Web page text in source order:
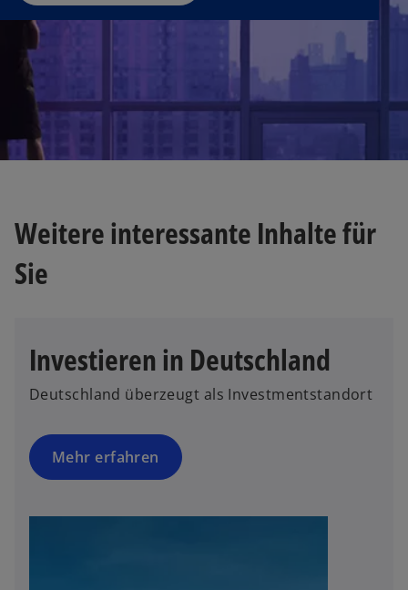
Weitere interessante Inhalte für
Sie
Investieren in Deutschland
Deutschland überzeugt als Investmentstandort
Mehr erfahren